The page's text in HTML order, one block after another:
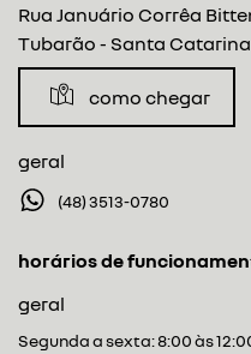
Rua Januário Corrêa
Tubarão - Santa Catarina
como chegar
geral
(48) 3513-0780
horários de
geral
Segunda a sexta: 8:00 às